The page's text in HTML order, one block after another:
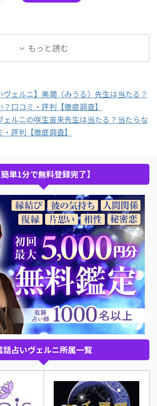
もっと読む
ヴェルニ】美潤（みうる）先生は当たる？
？口コミ・評判【徹底調査】
ェルニの咲生宙来先生は当たる？当たらな
評判【徹底調査】
簡単1分で無料登録完了】
話占いヴェルニ所属一覧